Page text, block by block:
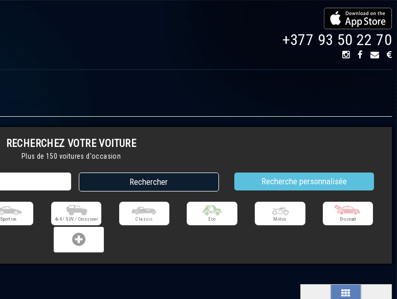
+377 93 50 22 70
RECHERCHEZ VOTRE VOITURE
Plus de 150 voitures d'occasion
Sportive 4x4 / SUV / Crossover Classic Eco Motos Discount